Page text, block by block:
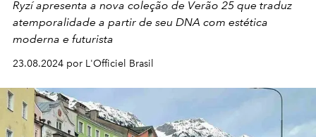
Ryzí apresenta a nova coleção de Verão 25 que traduz
atemporalidade a partir de seu DNA com estética
moderna e futurista
23.08.2024 por L'Officiel Brasil